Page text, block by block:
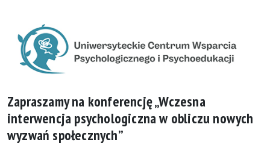
Zapraszamy na konferencję „Wczesna
interwencja psychologiczna w obliczu nowych
wyzwań społecznych”